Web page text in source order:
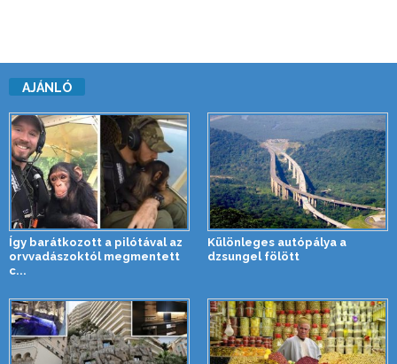
AJÁNLÓ
Így barátkozott a pilótával az
orvvadászoktól megmentett
c...
Különleges autópálya a
dzsungel fölött